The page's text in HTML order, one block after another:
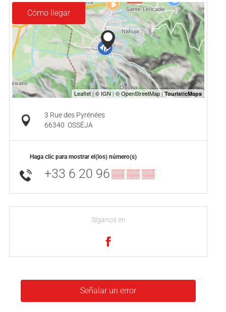
Cómo llegar
3 Rue des Pyrénées
66340 OSSÉJA
Haga clic para mostrar el(los) número(s)
+33 6 20 96▒▒ ▒▒ ▒▒
Síganos en
Señalar un error